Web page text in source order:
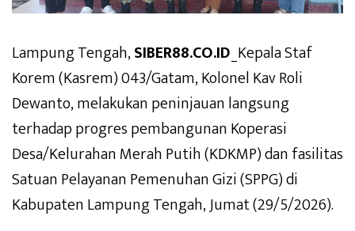
Lampung Tengah,SIBER88.CO.ID _Kepala Staf
Korem (Kasrem) 043/Gatam, Kolonel Kav Roli
Dewanto, melakukan peninjauan langsung
terhadap progres pembangunan Koperasi
Desa/Kelurahan Merah Putih (KDKMP) dan fasilitas
Satuan Pelayanan Pemenuhan Gizi (SPPG) di
Kabupaten Lampung Tengah, Jumat (29/5/2026).